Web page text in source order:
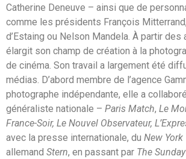
Catherine Deneuve – ainsi que de
comme les présidents François
d’Estaing ou Nelson Mandela. À partir des
élargit son champ de création à la
de cinéma. Son travail a largement été
médias. D’abord membre de l’agence
photographe indépendante, elle a
généraliste nationale – Paris Match, Le
France-Soir, Le Nouvel Observateur,
avec la presse internationale, du New
allemand Stern, en passant par The